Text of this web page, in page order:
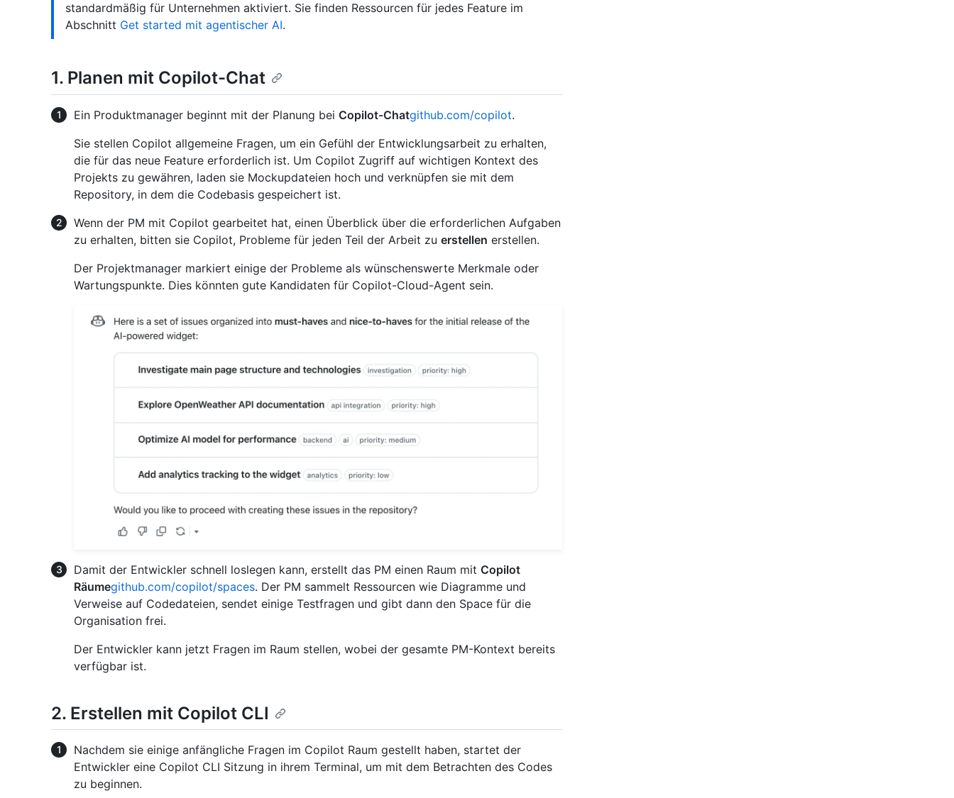
standardmäßig für Unternehmen aktiviert. Sie finden Ressourcen für jedes Feature im
Abschnitt Get started mit agentischer AI.
1. Planen mit Copilot-Chat
Ein Produktmanager beginnt mit der Planung bei Copilot-Chatgithub.com/copilot.
Sie stellen Copilot allgemeine Fragen, um ein Gefühl der Entwicklungsarbeit zu erhalten,
die für das neue Feature erforderlich ist. Um Copilot Zugriff auf wichtigen Kontext des
Projekts zu gewähren, laden sie Mockupdateien hoch und verknüpfen sie mit dem
Repository, in dem die Codebasis gespeichert ist.
Wenn der PM mit Copilot gearbeitet hat, einen Überblick über die erforderlichen Aufgaben
zu erhalten, bitten sie Copilot, Probleme für jeden Teil der Arbeit zu erstellen erstellen.
Der Projektmanager markiert einige der Probleme als wünschenswerte Merkmale oder
Wartungspunkte. Dies könnten gute Kandidaten für Copilot-Cloud-Agent sein.
Damit der Entwickler schnell loslegen kann, erstellt das PM einen Raum mit Copilot
Räumegithub.com/copilot/spaces. Der PM sammelt Ressourcen wie Diagramme und
Verweise auf Codedateien, sendet einige Testfragen und gibt dann den Space für die
Organisation frei.
Der Entwickler kann jetzt Fragen im Raum stellen, wobei der gesamte PM-Kontext bereits
verfügbar ist.
2. Erstellen mit Copilot CLI
Nachdem sie einige anfängliche Fragen im Copilot Raum gestellt haben, startet der
Entwickler eine Copilot CLI Sitzung in ihrem Terminal, um mit dem Betrachten des Codes
zu beginnen.